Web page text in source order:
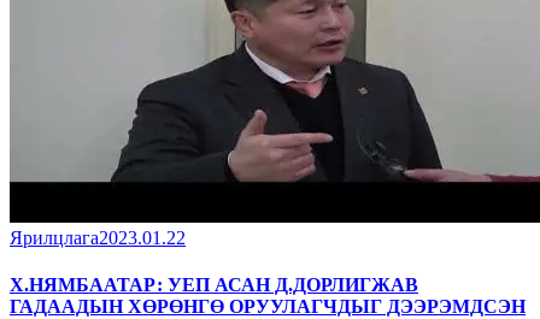
Ярилцлага2023.01.22
Х.НЯМБААТАР: УЕП АСАН Д.ДОРЛИГЖАВ
ГАДААДЫН ХӨРӨНГӨ ОРУУЛАГЧДЫГ ДЭЭРЭМДСЭН